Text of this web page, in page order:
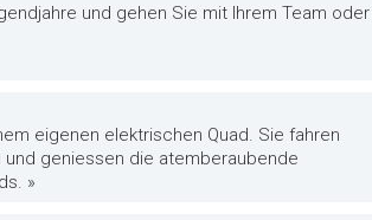
und gehen Sie mit Ihrem Team oder
eigenen elektrischen Quad. Sie fahren
geniessen die atemberaubende
»